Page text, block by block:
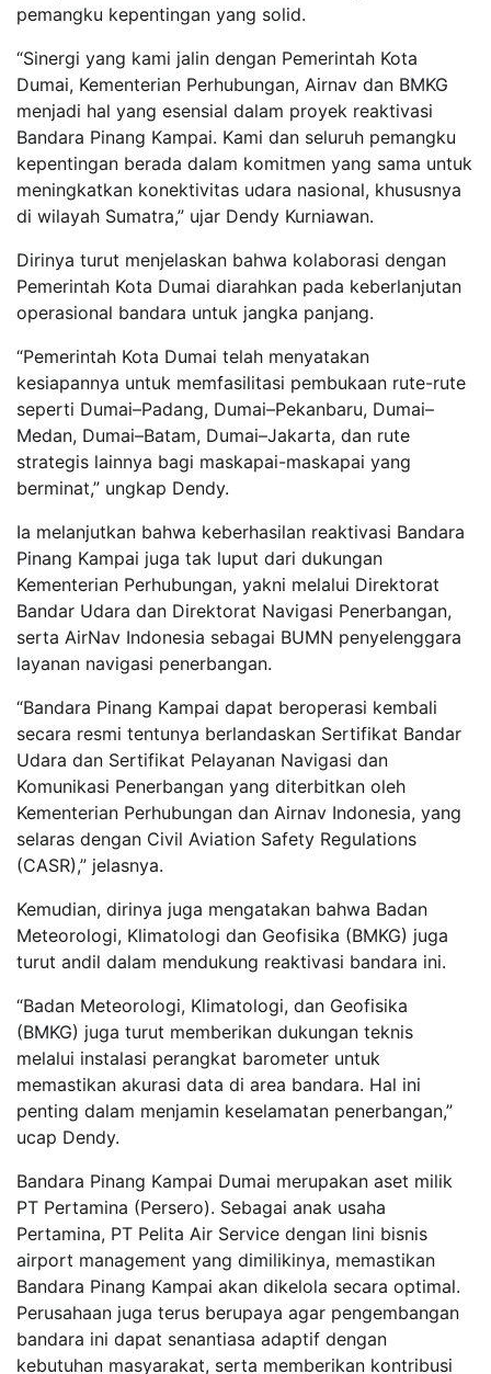
pemangku kepentingan yang solid.
​“Sinergi yang kami jalin dengan Pemerintah Kota
Dumai, Kementerian Perhubungan, Airnav dan BMKG
menjadi hal yang esensial dalam proyek reaktivasi
Bandara Pinang Kampai. Kami dan seluruh pemangku
kepentingan berada dalam komitmen yang sama untuk
meningkatkan konektivitas udara nasional, khususnya
di wilayah Sumatra,” ujar Dendy Kurniawan.
Dirinya turut menjelaskan bahwa kolaborasi dengan
Pemerintah Kota Dumai diarahkan pada keberlanjutan
operasional bandara untuk jangka panjang.
“Pemerintah Kota Dumai telah menyatakan
kesiapannya untuk memfasilitasi pembukaan rute-rute
seperti Dumai–Padang, Dumai–Pekanbaru, Dumai–
Medan, Dumai–Batam, Dumai–Jakarta, dan rute
strategis lainnya bagi maskapai-maskapai yang
berminat,” ungkap Dendy.
Ia melanjutkan bahwa keberhasilan reaktivasi Bandara
Pinang Kampai juga tak luput dari dukungan
Kementerian Perhubungan, yakni melalui Direktorat
Bandar Udara dan Direktorat Navigasi Penerbangan,
serta AirNav Indonesia sebagai BUMN penyelenggara
layanan navigasi penerbangan.
“Bandara Pinang Kampai dapat beroperasi kembali
secara resmi tentunya berlandaskan Sertifikat Bandar
Udara dan Sertifikat Pelayanan Navigasi dan
Komunikasi Penerbangan yang diterbitkan oleh
Kementerian Perhubungan dan Airnav Indonesia, yang
selaras dengan Civil Aviation Safety Regulations
(CASR),” jelasnya.
Kemudian, dirinya juga mengatakan bahwa ​Badan
Meteorologi, Klimatologi dan Geofisika (BMKG) juga
turut andil dalam mendukung reaktivasi bandara ini.
“Badan Meteorologi, Klimatologi, dan Geofisika
(BMKG) juga turut memberikan dukungan teknis
melalui instalasi perangkat barometer untuk
memastikan akurasi data di area bandara. Hal ini
penting dalam menjamin keselamatan penerbangan,”
ucap Dendy.
Bandara Pinang Kampai Dumai merupakan aset milik
PT Pertamina (Persero). Sebagai anak usaha
Pertamina, PT Pelita Air Service dengan lini bisnis
airport management yang dimilikinya, memastikan
Bandara Pinang Kampai akan dikelola secara optimal.
Perusahaan juga terus berupaya agar pengembangan
bandara ini dapat senantiasa adaptif dengan
kebutuhan masyarakat, serta memberikan kontribusi